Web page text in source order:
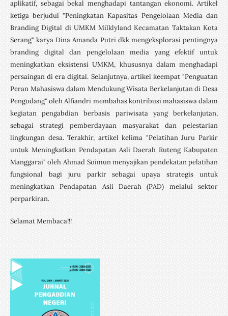
aplikatif, sebagai bekal menghadapi tantangan ekonomi. Artikel
ketiga berjudul "Peningkatan Kapasitas Pengelolaan Media dan
Branding Digital di UMKM Milklyland Kecamatan Taktakan Kota
Serang" karya Dina Amanda Putri dkk mengeksplorasi pentingnya
branding digital dan pengelolaan media yang efektif untuk
meningkatkan eksistensi UMKM, khususnya dalam menghadapi
persaingan di era digital. Selanjutnya, artikel keempat "Penguatan
Peran Mahasiswa dalam Mendukung Wisata Berkelanjutan di Desa
Pengudang" oleh Alfiandri membahas kontribusi mahasiswa dalam
kegiatan pengabdian berbasis pariwisata yang berkelanjutan,
sebagai strategi pemberdayaan masyarakat dan pelestarian
lingkungan desa. Terakhir, artikel kelima "Pelatihan Juru Parkir
untuk Meningkatkan Pendapatan Asli Daerah Ruteng Kabupaten
Manggarai" oleh Ahmad Soimun menyajikan pendekatan pelatihan
fungsional bagi juru parkir sebagai upaya strategis untuk
meningkatkan Pendapatan Asli Daerah (PAD) melalui sektor
perparkiran.
Selamat Membaca!!!